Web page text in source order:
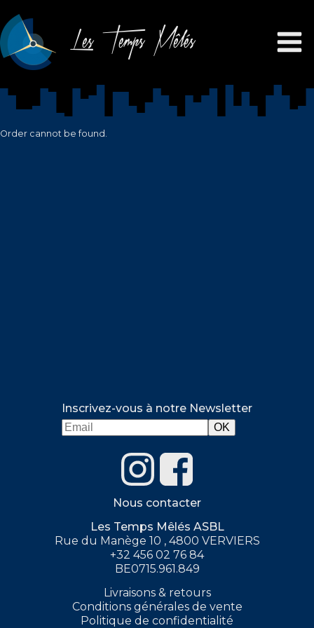
Les Temps Mêlés
Order cannot be found.
Inscrivez-vous à notre Newsletter
Nous contacter
Les Temps Mêlés ASBL
Rue du Manège 10 , 4800 VERVIERS
+32 456 02 76 84
BE0715.961.849
Livraisons & retours
Conditions générales de vente
Politique de confidentialité